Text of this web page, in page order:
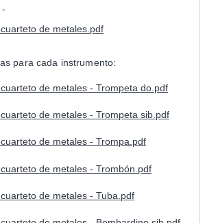
de metales.pdf
para cada instrumento:
de metales - Trompeta do.pdf
de metales - Trompeta sib.pdf
de metales - Trompa.pdf
de metales - Trombón.pdf
de metales - Tuba.pdf